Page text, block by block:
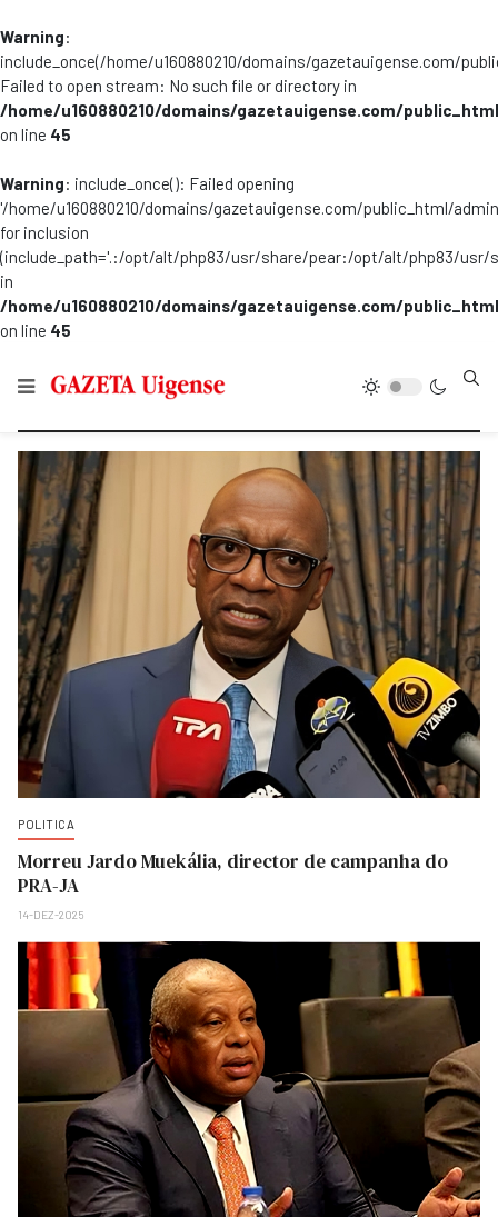
Warning:
include_once(/home/u160880210/domains/gazetauigense.com/
Failed to open stream: No such file or directory in
/home/u160880210/domains/gazetauigense.com/
on line 45
Warning: include_once(): Failed opening
'/home/u160880210/domains/gazetauigense.com/public_html/
for inclusion
(include_path='.:/opt/alt/php83/usr/share/pear:/opt/alt/php83/
in
/home/u160880210/domains/gazetauigense.com/
on line 45
POLITICA
Morreu Jardo Muekália, director de campanha do
PRA-JA
14-DEZ-2025